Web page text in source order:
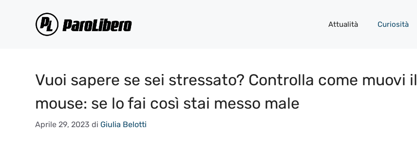
Attualità Curiosità
Vuoi sapere se sei stressato? Controlla come muovi il
mouse: se lo fai così stai messo male
Aprile 29, 2023 di Giulia Belotti